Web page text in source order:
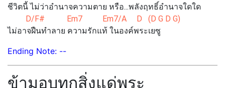
ชีวิตนี้ ไม่ว่าอำนาจความตาย หรือ...พลังฤทธิ์อำนาจใดใด
D/F# Em7 Em7/A D (D G D G)
ไม่อาจฝืนทำลาย ความรักแท้ ในองค์พระเยซู
Ending Note: --
ข้ามอบทุกสิ่งแด่พระ